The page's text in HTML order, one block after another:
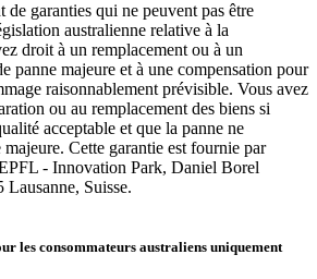
garanties qui ne peuvent pas être
australienne relative à la
droit à un remplacement ou à un
panne majeure et à une compensation pour
raisonnablement prévisible. Vous avez
ou au remplacement des biens si
acceptable et que la panne ne
Cette garantie est fournie par
- Innovation Park, Daniel Borel
Suisse.
les consommateurs australiens uniquement